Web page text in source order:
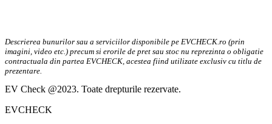
Descrierea bunurilor sau a serviciilor disponibile pe EVCHECK.ro (prin
imagini, video etc.) precum si erorile de pret sau stoc nu reprezinta o obligatie
contractuala din partea EVCHECK, acestea fiind utilizate exclusiv cu titlu de
prezentare.
EV Check @2023. Toate drepturile rezervate.
EVCHECK